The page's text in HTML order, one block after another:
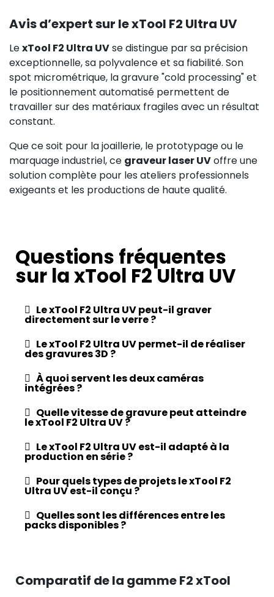
Avis d’expert sur le xTool F2 Ultra UV
LexTool F2 Ultra UVse distingue par sa précision
exceptionnelle, sa polyvalence et sa fiabilité. Son
spot micrométrique, la gravure "cold processing" et
le positionnement automatisé permettent de
travailler sur des matériaux fragiles avec un résultat
constant.
Que ce soit pour la joaillerie, le prototypage ou le
marquage industriel, ce graveur laser UVoffre une
solution complète pour les ateliers professionnels
exigeants et les productions de haute qualité.
Questions fréquentes
sur la xTool F2 Ultra UV
Le xTool F2 Ultra UV peut-il graver
directement sur le verre ?
Le xTool F2 Ultra UV permet-il de réaliser
des gravures 3D ?
À quoi servent les deux caméras
intégrées ?
Quelle vitesse de gravure peut atteindre
le xTool F2 Ultra UV ?
Le xTool F2 Ultra UV est-il adapté à la
production en série ?
Pour quels types de projets le xTool F2
Ultra UV est-il conçu ?
Quelles sont les différences entre les
packs disponibles ?
Comparatif de la gamme F2 xTool